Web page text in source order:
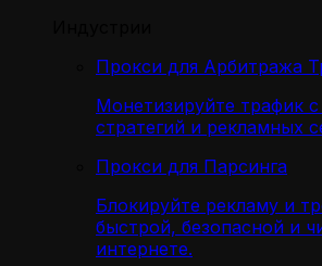
Прокси для Арбитража
Монетизируйте трафик
стратегий и рекламных
Прокси для Парсинга
Блокируйте рекламу и
быстрой, безопасной и
интернете.